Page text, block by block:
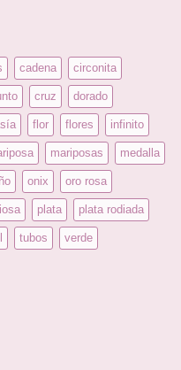
cadena circonita
cruz dorado
flor flores infinito
mariposas medalla
onix oro rosa
plata plata rodiada
tubos verde